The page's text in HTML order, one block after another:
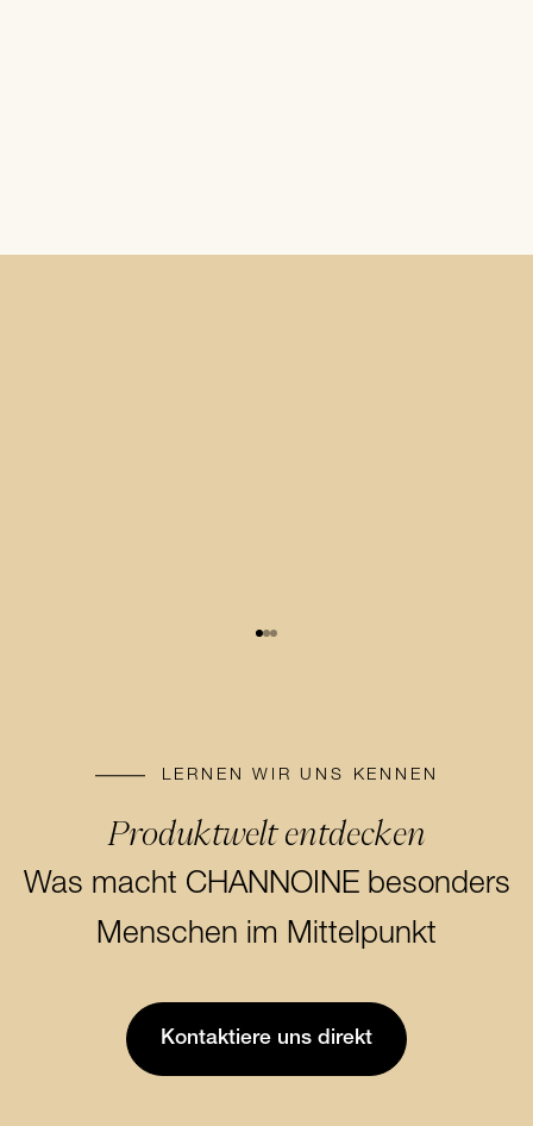
LERNEN WIR UNS KENNEN
Produktwelt entdecken
Produktwelt entdecken
Was macht CHANNOINE besonders
Was macht CHANNOINE besonders
Menschen im Mittelpunkt
Kontaktiere uns direkt